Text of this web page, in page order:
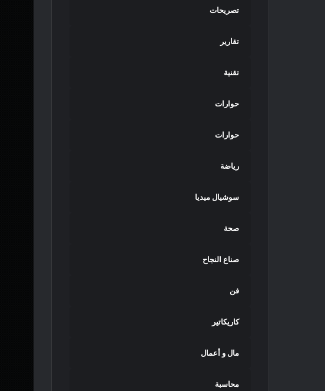
تصريحات
تقارير
تقنية
حوارات
حوارات
رياضة
سوشيال ميديا
صحة
صناع النجاح
فن
كاريكاتير
مال و أعمال
محاسبة